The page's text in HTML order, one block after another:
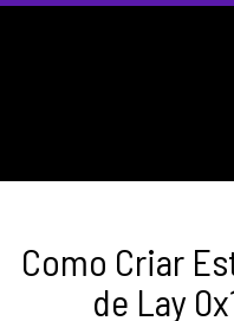
Como Criar
de Lay